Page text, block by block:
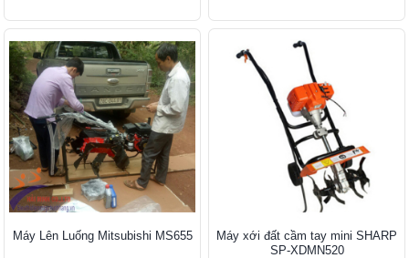
Máy Lên Luống Mitsubishi MS655
Máy xới đất cầm tay mini SHARP
SP-XDMN520